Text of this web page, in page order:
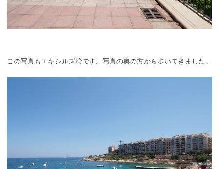
この写真もエキシルズ湾です。写真の奥の方から歩いてきました。